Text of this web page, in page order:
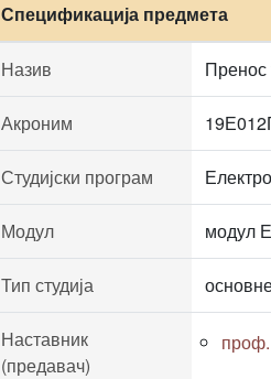
Спецификација предмета
Назив Пренос
Акроним
Студијски програм
Модул модул
Тип студија
Наставник
(предавач)